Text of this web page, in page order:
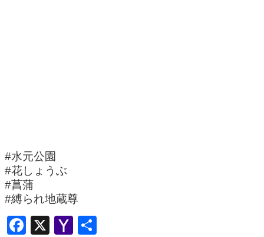
#水元公園
#花しょうぶ
#菖蒲
#縛られ地蔵尊
Facebook
X
Yahoo